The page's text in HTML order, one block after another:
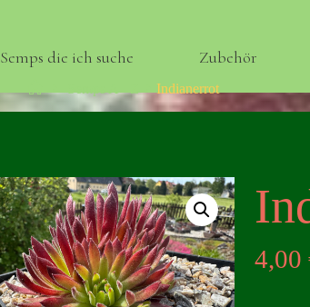
Semps die ich suche Zubehör
Semps A - Z Indianerrot
4,00